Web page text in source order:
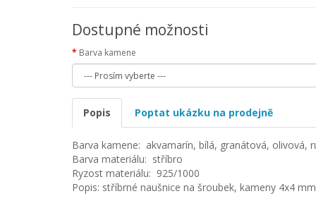
Dostupné možnosti
Barva kamene
Popis Poptat ukázku na prodejně
Barva kamene: akvamarín, bílá, granátová, olivová,
Barva materiálu: stříbro
Ryzost materiálu: 925/1000
Popis: stříbrné naušnice na šroubek, kameny 4x4